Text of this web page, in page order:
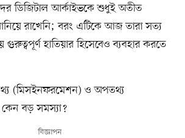
ডিজিটাল আর্কাইভকে শুধুই অতীত
রাখেনি; বরং এটিকে আজ তারা সত্য
গুরুত্বপূর্ণ হাতিয়ার হিসেবেও ব্যবহার করতে
(মিসইনফরমেশন) ও অপতথ্য
বড় সমস্যা?